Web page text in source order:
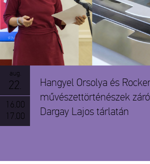
aug.
22.
16.00
17.00
Hangyel Orsolya és
művészettörténészek
Dargay Lajos tárlatán